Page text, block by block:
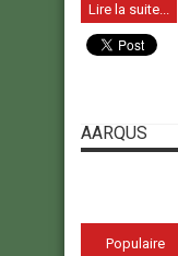
Lire la suite...
AARQUS
Populaire